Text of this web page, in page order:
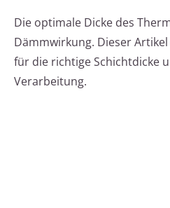
Die optimale Dicke des
Dämmwirkung. Dieser
für die richtige Schichtdicke
Verarbeitung.